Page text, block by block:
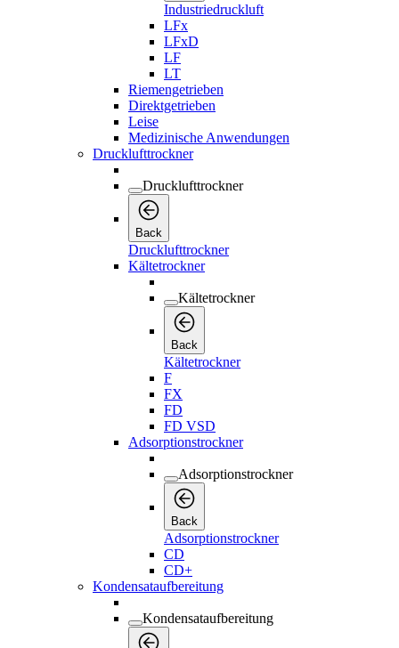
Industriedruckluft
LFx
LFxD
LF
LT
Riemengetrieben
Direktgetrieben
Leise
Medizinische Anwendungen
Drucklufttrockner
Drucklufttrockner
Back
Drucklufttrockner
Kältetrockner
Kältetrockner
Back
Kältetrockner
F
FX
FD
FD VSD
Adsorptionstrockner
Adsorptionstrockner
Back
Adsorptionstrockner
CD
CD+
Kondensataufbereitung
Kondensataufbereitung